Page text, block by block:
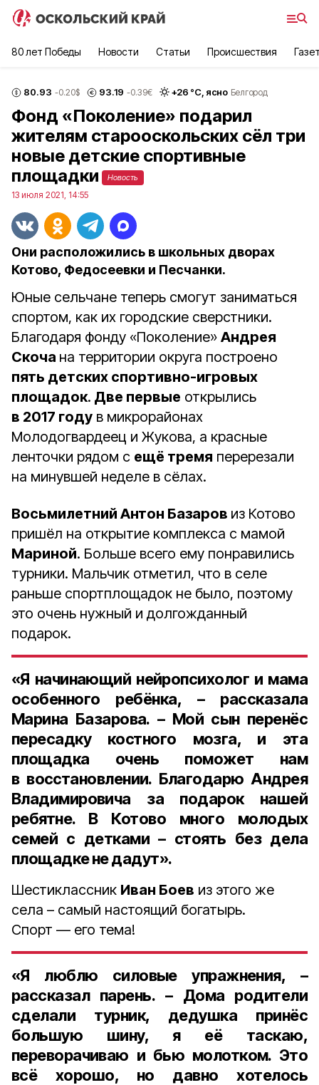
80 лет Победы Новости Статьи Происшествия
80.93 -0.20$ 93.19 -0.39€ +26 °С, ясно Белгород
Фонд «Поколение» подарил
жителям старооскольских сёл три
новые детские спортивные
площадки
Новость
13 июля 2021, 14:55
Они расположились в школьных дворах
Котово, Федосеевки и Песчанки.
Юные сельчане теперь смогут заниматься
спортом, как их городские сверстники.
Благодаря фонду «Поколение» Андрея
Скоча на территории округа построено
пять детских спортивно-игровых
площадок. Две первые открылись
в 2017 году в микрорайонах
Молодогвардеец и Жукова, а красные
ленточки рядом с ещё тремя перерезали
на минувшей неделе в сёлах.
Восьмилетний Антон Базаров из Котово
пришёл на открытие комплекса с мамой
Мариной. Больше всего ему понравились
турники. Мальчик отметил, что в селе
раньше спортплощадок не было, поэтому
это очень нужный и долгожданный
подарок.
«Я начинающий нейропсихолог и мама
особенного ребёнка, – рассказала
Марина Базарова. – Мой сын перенёс
пересадку костного мозга, и эта
площадка очень поможет нам
в восстановлении. Благодарю Андрея
Владимировича за подарок нашей
ребятне. В Котово много молодых
семей с детками – стоять без дела
площадке не дадут».
Шестиклассник Иван Боев из этого же
села – самый настоящий богатырь.
Спорт — его тема!
«Я люблю силовые упражнения, –
рассказал парень. – Дома родители
сделали турник, дедушка принёс
большую шину, я её таскаю,
переворачиваю и бью молотком. Это
всё хорошо, но давно хотелось